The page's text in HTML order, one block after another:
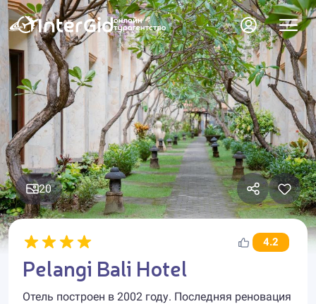
20
4.2
Pelangi Bali Hotel
Отель построен в 2002 году. Последняя реновация